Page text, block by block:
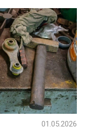
01.05.2026